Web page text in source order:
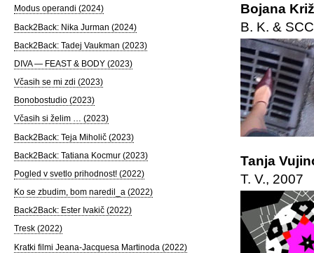
Bojana
B. K. &
Tanja
T. V., 2007
Modus operandi (2024)
Back2Back: Nika Jurman (2024)
Back2Back: Tadej Vaukman (2023)
DIVA — FEAST & BODY (2023)
Včasih se mi zdi (2023)
Bonobostudio (2023)
Včasih si želim … (2023)
Back2Back: Teja Miholič (2023)
Back2Back: Tatiana Kocmur (2023)
Pogled v svetlo prihodnost! (2022)
Ko se zbudim, bom naredil_a (2022)
Back2Back: Ester Ivakič (2022)
Tresk (2022)
Kratki filmi Jeana-Jacquesa Martinoda (2022)